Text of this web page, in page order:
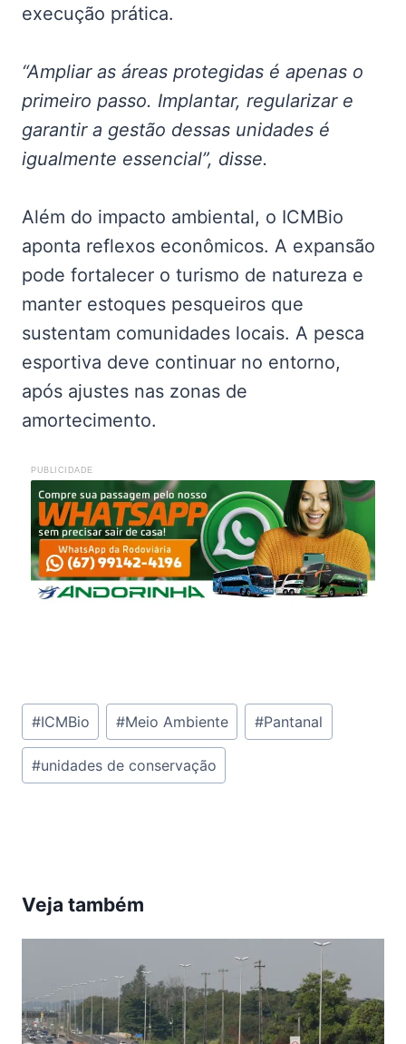
execução prática.
“Ampliar as áreas protegidas é apenas o
primeiro passo. Implantar, regularizar e
garantir a gestão dessas unidades é
igualmente essencial”, disse.
Além do impacto ambiental, o ICMBio
aponta reflexos econômicos. A expansão
pode fortalecer o turismo de natureza e
manter estoques pesqueiros que
sustentam comunidades locais. A pesca
esportiva deve continuar no entorno,
após ajustes nas zonas de
amortecimento.
PUBLICIDADE
Tags
do
Post:
#ICMBio #Meio Ambiente #Pantanal
#unidades de conservação
Veja também